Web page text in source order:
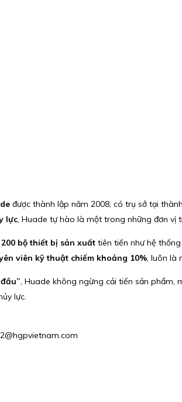
được thành lập năm 2008, có trụ sở tại
lực, Huade tự hào là một trong những đơn vị
200 bộ thiết bị sản xuất tiên tiến như hệ
viên kỹ thuật chiếm khoảng 10%, luôn là
, Huade không ngừng cải tiến sản phẩm,
lực.